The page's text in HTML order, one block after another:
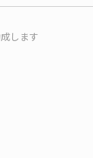
します